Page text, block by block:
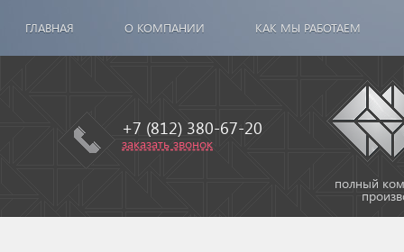
ГЛАВНАЯ О КОМПАНИИ КАК МЫ РАБОТАЕМ
+7 (812) 380-67-20
заказать звонок
полный